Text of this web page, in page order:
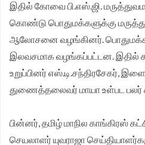
இதில் கோவை பி.எஸ்.ஜி.
கொண்டு பொதுமக்களுக்கு
ஆலோசனை வழங்கினர்.
இலவசமாக வழங்கப்பட்டன. இதில்
உறுப்பினர் எஸ்.டி.சந்திரசேகர்,
துணைத்தலைவர் மாயா உள்பட
பின்னர், தமிழ் மாநில காங்கிரஸ்
செயலாளர் யுவராஜா